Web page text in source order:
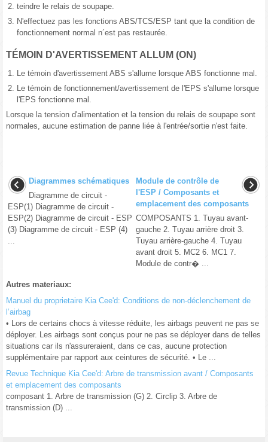
2. teindre le relais de soupape.
3. N'effectuez pas les fonctions ABS/TCS/ESP tant que la condition de
fonctionnement normal n´est pas restaurée.
TÉMOIN D'AVERTISSEMENT ALLUM (ON)
1. Le témoin d'avertissement ABS s'allume lorsque ABS fonctionne mal.
2. Le témoin de fonctionnement/avertissement de l'EPS s'allume lorsque
l'EPS fonctionne mal.
Lorsque la tension d'alimentation et la tension du relais de soupape sont
normales, aucune estimation de panne liée à l'entrée/sortie n'est faite.
Diagrammes schématiques
Diagramme de circuit -
ESP(1) Diagramme de circuit -
ESP(2) Diagramme de circuit - ESP
(3) Diagramme de circuit - ESP (4)
...
Module de contrôle de
l'ESP / Composants et
emplacement des composants
COMPOSANTS 1. Tuyau avant-
gauche 2. Tuyau arrière droit 3.
Tuyau arrière-gauche 4. Tuyau
avant droit 5. MC2 6. MC1 7.
Module de contr� ...
Autres materiaux:
Manuel du proprietaire Kia Cee'd: Conditions de non-déclenchement de
l’airbag
• Lors de certains chocs à vitesse réduite, les airbags peuvent ne pas se
déployer. Les airbags sont conçus pour ne pas se déployer dans de telles
situations car ils n'assureraient, dans ce cas, aucune protection
supplémentaire par rapport aux ceintures de sécurité. • Le ...
Revue Technique Kia Cee'd: Arbre de transmission avant / Composants
et emplacement des composants
composant 1. Arbre de transmission (G) 2. Circlip 3. Arbre de
transmission (D) ...